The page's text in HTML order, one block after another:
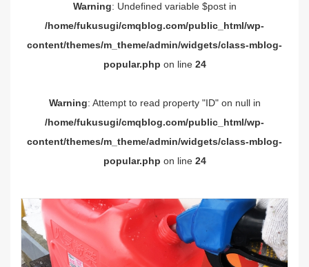
Warning: Undefined variable $post in
/home/fukusugi/cmqblog.com/public_html/wp-
content/themes/m_theme/admin/widgets/class-mblog-
popular.php on line 24
Warning: Attempt to read property "ID" on null in
/home/fukusugi/cmqblog.com/public_html/wp-
content/themes/m_theme/admin/widgets/class-mblog-
popular.php on line 24